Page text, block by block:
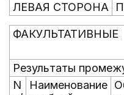
ЛЕВАЯ СТОРОНА
ФАКУЛЬТАТИВНЫЕ
Результаты
N
Наименование